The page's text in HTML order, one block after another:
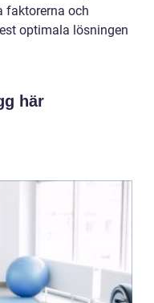
faktorerna och
optimala lösningen
här